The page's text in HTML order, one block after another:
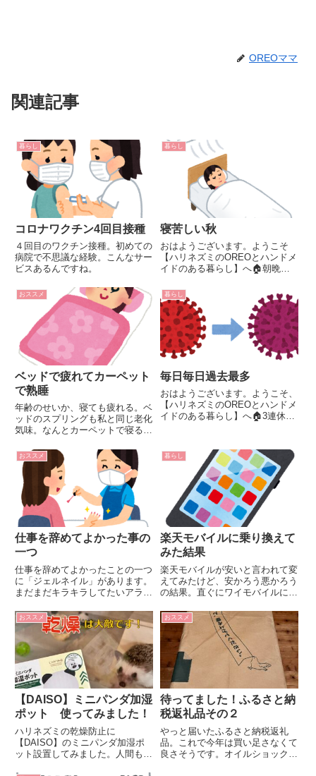
OREOママ
関連記事
暮らし
コロナワクチン4回目接種
４回目のワクチン接種。初めての
病院で不思議な経験。こんなサー
ビスあるんですね。
暮らし
寝苦しい秋
おはようございます。ようこそ
【ハリネズミのOREOとハンドメ
イドのある暮らし】へ🏠朝晩涼
エアコンフル稼働じゃなくなった
んじゃないですか？いえいえ、ま
だまだです。猛暑の夜夏の間は、
ハリネズミのOREO＆NOIRの...
おススメ
ベッドで疲れてカーペット
で熟睡
年齢のせいか、寝ても疲れる。ベ
ッドのスプリングも私と同じ老化
気味。なんとカーペットで寝る方
本当に優秀！！
暮らし
毎日毎日過去最多
おはようございます。ようこそ、
【ハリネズミのOREOとハンドメ
イドのある暮らし】へ🏠3連休が
多』。こんなに多くの人が感染し
ているのに、なぜ我が家は誰も感
染しないのだ？主人に言われた
おススメ
仕事を辞めてよかった事の
一つ
仕事を辞めてよかったことの一つ
に「ジェルネイル」があります。
まだまだキラキラしてたいアラフ
暮らし
楽天モバイルに乗り換えて
みた結果
楽天モバイルが安いと言われて変
えてみたけど、安かろう悪かろう
の結果。直ぐにワイモバイルに変
おススメ
【DAISO】ミニパンダ加湿
ポット 使ってみました！
ハリネズミの乾燥防止に
【DAISO】のミニパンダ加湿ポ
ット設置してみました。人間もハ
おススメ
待ってました！ふるさと納
税返礼品その２
やっと届いたふるさと納税返礼
品。これで今年は買い足さなくて
良さそうです。オイルショックも